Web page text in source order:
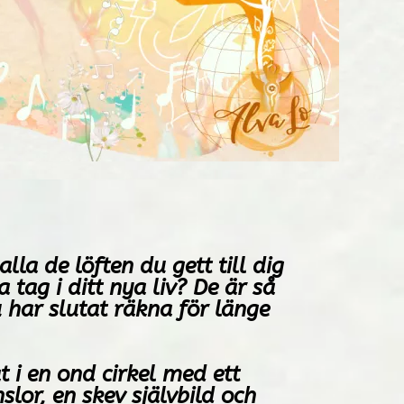
de löften du gett till dig
tag i ditt nya liv? De är så
har slutat räkna för länge
i en ond cirkel med ett
en skev självbild och